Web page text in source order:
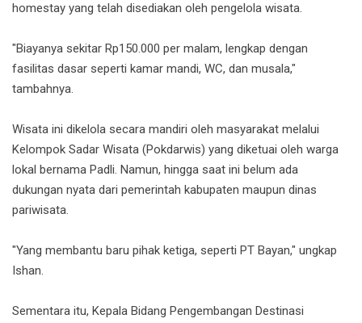
homestay yang telah disediakan oleh pengelola wisata.
"Biayanya sekitar Rp150.000 per malam, lengkap dengan
fasilitas dasar seperti kamar mandi, WC, dan musala,"
tambahnya.
Wisata ini dikelola secara mandiri oleh masyarakat melalui
Kelompok Sadar Wisata (Pokdarwis) yang diketuai oleh warga
lokal bernama Padli. Namun, hingga saat ini belum ada
dukungan nyata dari pemerintah kabupaten maupun dinas
pariwisata.
"Yang membantu baru pihak ketiga, seperti PT Bayan," ungkap
Ishan.
Sementara itu, Kepala Bidang Pengembangan Destinasi